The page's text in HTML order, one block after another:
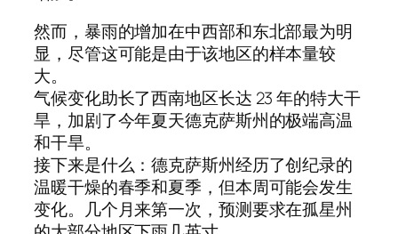
然而，暴雨的增加在中西部和东北部最为明
显，尽管这可能是由于该地区的样本量较
大。
气候变化助长了西南地区长达 23 年的特大干
旱，加剧了今年夏天德克萨斯州的极端高温
和干旱。
接下来是什么：德克萨斯州经历了创纪录的
温暖干燥的春季和夏季，但本周可能会发生
变化。几个月来第一次，预测要求在孤星州